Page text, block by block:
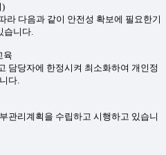
)
라 다음과 같이 안전성 확보에 필요한기
습니다.
육
담당자에 한정시켜 최소화하여 개인정
다.
관리계획을 수립하고 시행하고 있습니